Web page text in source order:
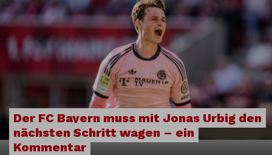
Der FC Bayern muss mit Jonas Urbig den
nächsten Schritt wagen – ein
Kommentar